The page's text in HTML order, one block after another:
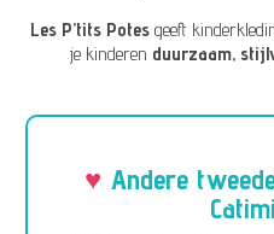
Les P’tits Potesgeeft
je kinderen duurzaam,
Andere